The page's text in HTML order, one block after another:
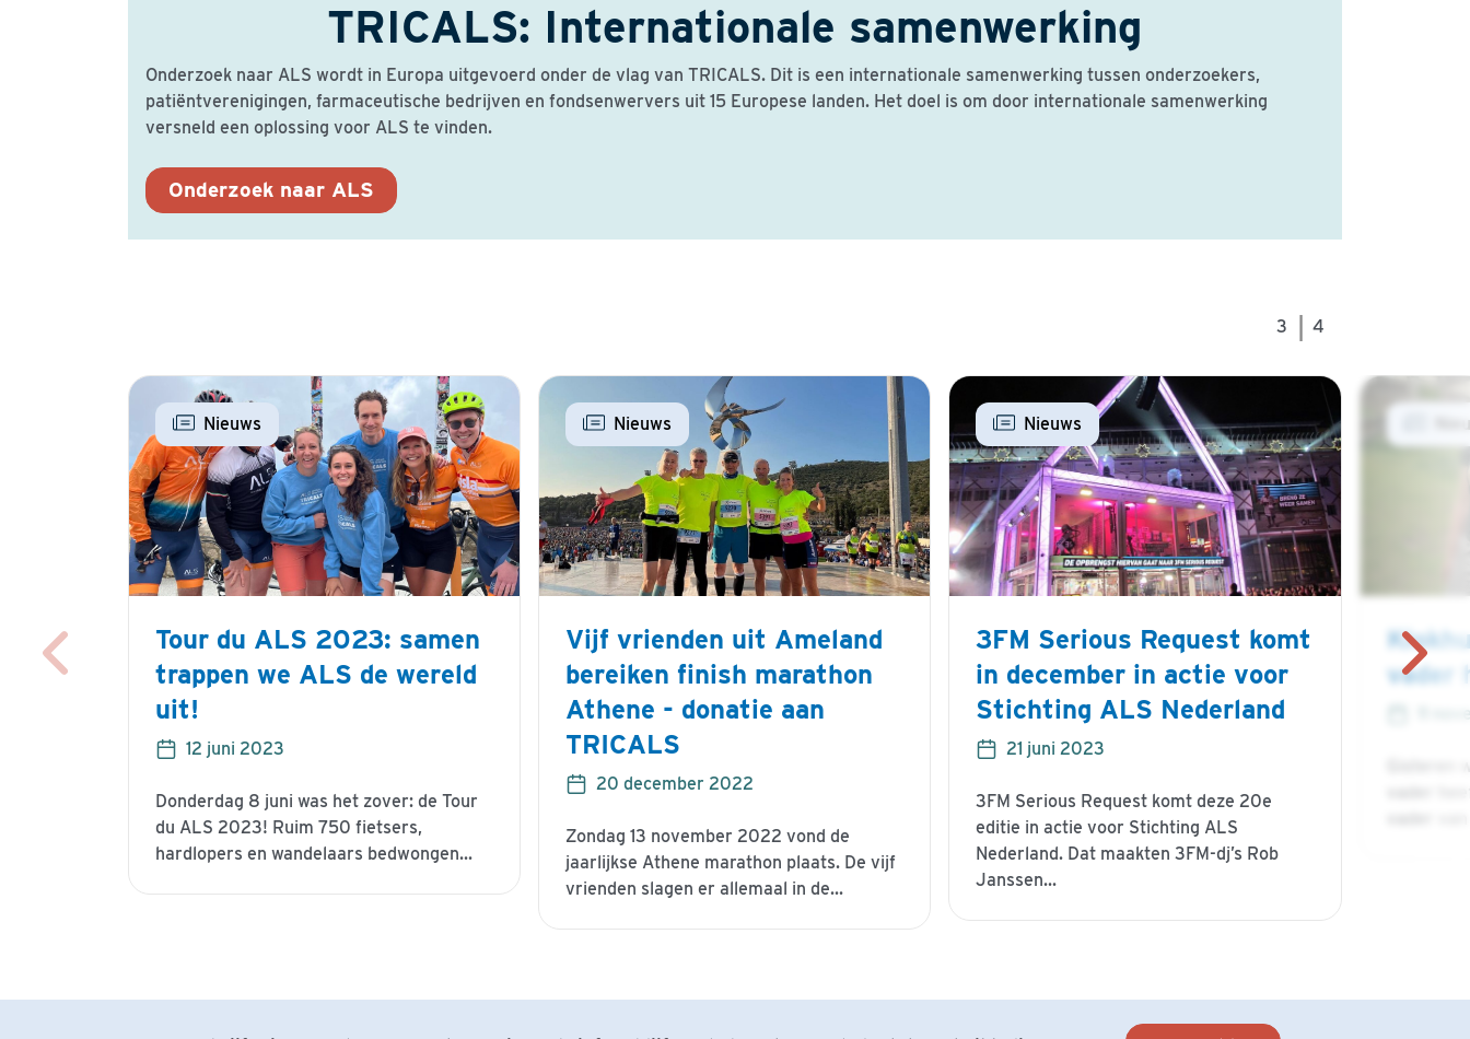
TRICALS: Internationale samenwerking
Onderzoek naar ALS wordt in Europa uitgevoerd onder de vlag van TRICALS. Dit is een internationale samenwerking tussen onderzoekers,
patiëntverenigingen, farmaceutische bedrijven en fondsenwervers uit 15 Europese landen. Het doel is om door internationale samenwerking
versneld een oplossing voor ALS te vinden.
Onderzoek naar ALS
Nieuws
Tour du ALS 2023: samen
trappen we ALS de wereld
uit!
12 juni 2023
Donderdag 8 juni was het zover: de Tour
du ALS 2023! Ruim 750 fietsers,
hardlopers en wandelaars bedwongen...
Nieuws
Vijf vrienden uit Ameland
bereiken finish marathon
Athene - donatie aan
TRICALS
20 december 2022
Zondag 13 november 2022 vond de
jaarlijkse Athene marathon plaats. De vijf
vrienden slagen er allemaal in de...
Nieuws
3FM Serious Request komt
in december in actie voor
Stichting ALS Nederland
21 juni 2023
3FM Serious Request komt deze 20e
editie in actie voor Stichting ALS
Nederland. Dat maakten 3FM-dj’s Rob
Janssen...
vader
11
3 4